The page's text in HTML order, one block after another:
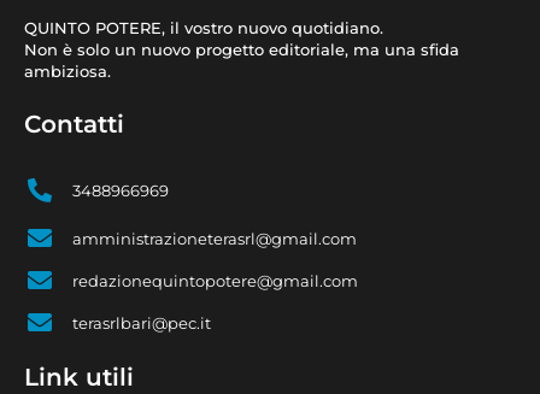
QUINTO POTERE, il vostro nuovo quotidiano.
Non è solo un nuovo progetto editoriale, ma una sfida
ambiziosa.
Contatti
3488966969
amministrazioneterasrl@gmail.com
redazionequintopotere@gmail.com
terasrlbari@pec.it
Link utili